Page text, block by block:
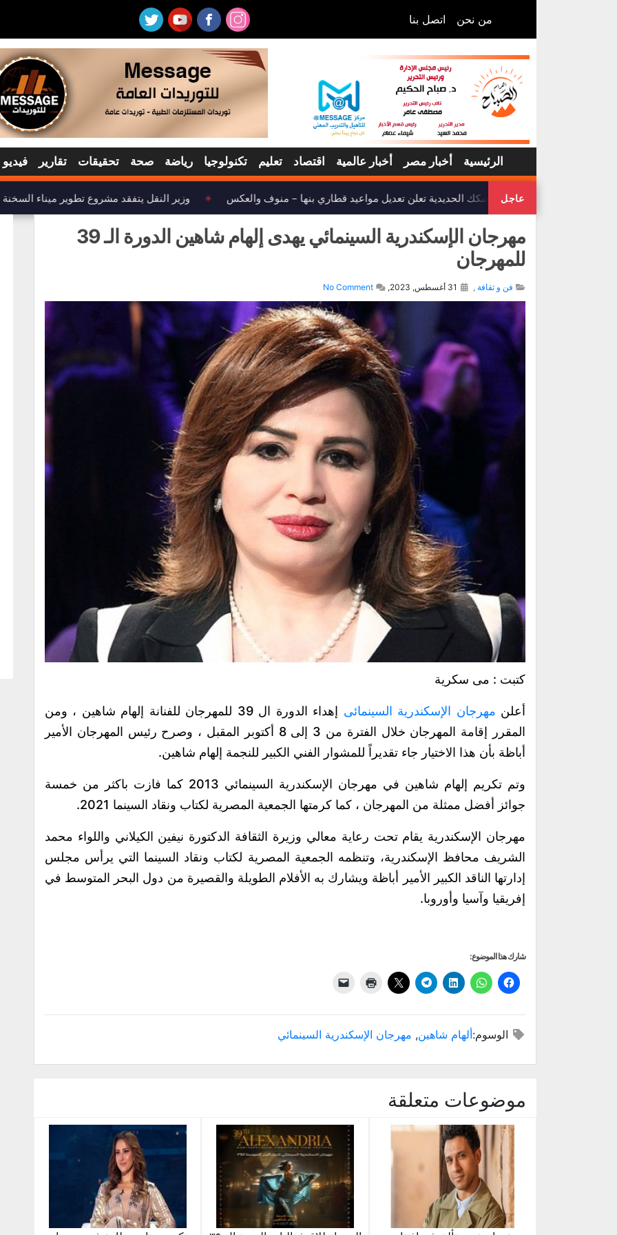
من نحن اتصل بنا
الرئيسية أخبار مصر أخبار عالمية اقتصاد تعليم تكنولوجيا رياضة صحة تحقيقات تقارير فيديو
عاجل
هيئة السكك الحديدية تعلن تعديل مواعيد قطاري بنها – منوف والعكس ◈ وزير النقل يتفقد مشروع تطوير ميناء السخنة
مهرجان الإسكندرية السينمائي يهدى إلهام شاهين الدورة الـ 39
للمهرجان
فن و ثقافة ,
No Comment
كتبت : مى سكرية
أعلن مهرجان الإسكندرية السينمائى
إهداء الدورة ال 39 للمهرجان للفنانة إلهام شاهين ، ومن
المقرر إقامة المهرجان خلال الفترة من 3 إلى 8 أكتوبر المقبل ، وصرح رئيس المهرجان الأمير
أباظة بأن هذا الاختيار جاء تقديراً للمشوار الفني الكبير للنجمة إلهام شاهين.
وتم تكريم إلهام شاهين في مهرجان الإسكندرية السينمائي 2013 كما فازت باكثر من خمسة
جوائز أفضل ممثلة من المهرجان ، كما كرمتها الجمعية المصرية لكتاب ونقاد السينما 2021.
مهرجان الإسكندرية يقام تحت رعاية معالي وزيرة الثقافة الدكتورة نيفين الكيلاني واللواء محمد
الشريف محافظ الإسكندرية، وتنظمه الجمعية المصرية لكتاب ونقاد السينما التي يرأس مجلس
إدارتها الناقد الكبير الأمير أباظة ويشارك به الأفلام الطويلة والقصيرة من دول البحر المتوسط في
إفريقيا وآسيا وأوروبا.
شارك هذا الموضوع:
الوسوم:ألهام شاهين, مهرجان الإسكندرية السينمائي
موضوعات متعلقة